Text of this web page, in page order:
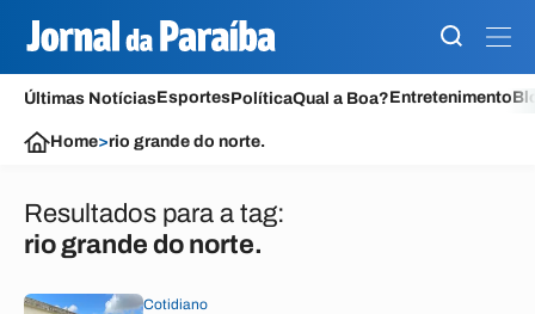
Últimas NotíciasEsportesPolíticaQual a Boa?Entretenimento
Home>rio grande do norte.
Resultados para a tag:
rio grande do norte.
Cotidiano